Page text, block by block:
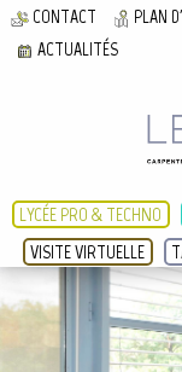
LYCÉE PRO & TECHNO
VISITE VIRTUELLE
CONTACT PLAN
ACTUALITÉS